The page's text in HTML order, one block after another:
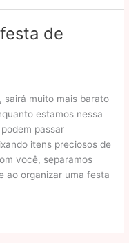
de
sairá muito mais barato
estamos nessa
passar
itens preciosos de
você, separamos
ao organizar uma festa